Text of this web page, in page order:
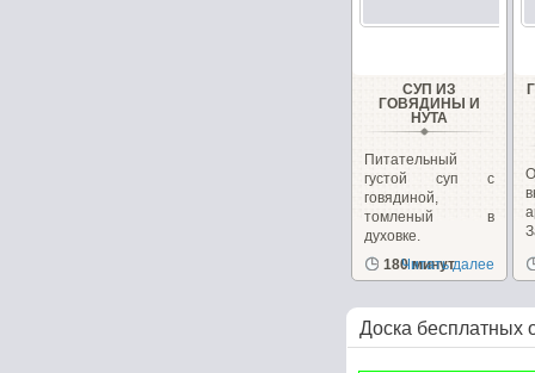
СУП ИЗ
ГОВЯДИНЫ И
НУТА
Питательный
густой суп с
говядиной,
томленый в
духовке.
180 минут
Читать далее
Доска бесплатных